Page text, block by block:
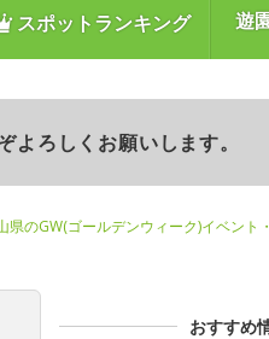
スポットランキング 遊
ろしくお願いします。
県のGW(ゴールデンウィーク)イベント
おすすめ